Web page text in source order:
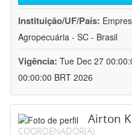
Instituição/UF/País:
Agropecuária - SC - Brasil
Vigência: Tue Dec 27
00:00:00 BRT 2026
Airton
COORDENADOR(A)